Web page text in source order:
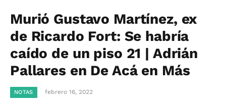
Murió Gustavo Martínez, ex
de Ricardo Fort: Se habría
caído de un piso 21 | Adrián
Pallares en De Acá en Más
NOTAS febrero 16, 2022